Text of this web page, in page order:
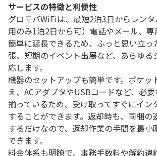
サービスの特徴と利便性
グロモバWiFiは、最短2泊3日からレン
用のみ1泊2日から可）電話やメール、
簡単に延長できるため、ふっと思い立っ
張、短期のイベント出展など、あらゆる
応します。
機器のセットアップも簡単です。ポケッ
え、ACアダプタやUSBコードなど、必
揃っているため、受け取ってすぐにイン
することができます。返却時も、同梱の
するだけなので、返却作業の手間を最小
できます。
料金体系も明瞭で、事務手数料や解約違